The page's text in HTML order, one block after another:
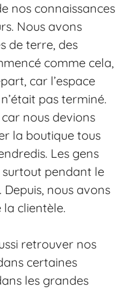
nos connaissances
Nous avons
de terre, des
comme cela,
car l’espace
pas terminé.
car nous devions
la boutique tous
Les gens
pendant le
nous avons
clientèle.
retrouver nos
certaines
les grandes